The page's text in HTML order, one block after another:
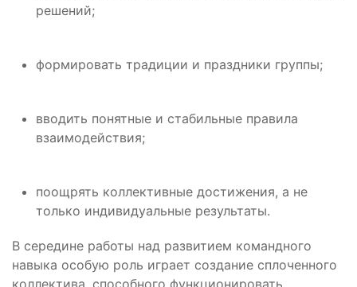
решений;
формировать традиции и праздники группы;
вводить понятные и стабильные правила
взаимодействия;
поощрять коллективные достижения, а не
только индивидуальные результаты.
В середине работы над развитием командного
навыка особую роль играет создание сплоченного
коллектива, способного функционировать